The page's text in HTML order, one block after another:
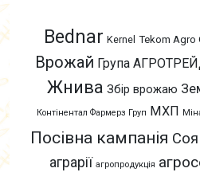
Bednar Kernel Tekom Agro
Врожай Група
Жнива Збір врожаю
Контінентал Фармерз Груп МХП
Посівна кампанія Соя
аграрії агропродукція